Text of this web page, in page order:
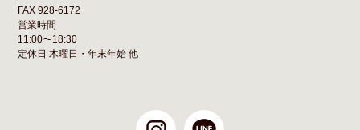
FAX 928-6172
営業時間
11:00〜18:30
定休日 木曜日・年末年始 他